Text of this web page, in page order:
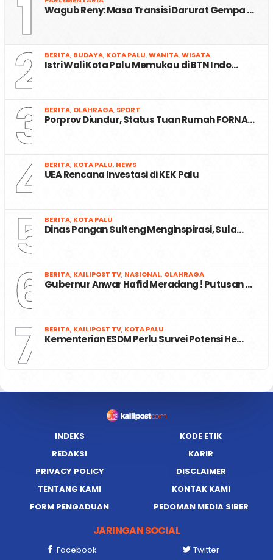
1 Wagub Reny: Masa Transisi Darurat Gempa …
2 BERITA, BUDAYA, KOTA PALU,WANITA,WISATA
Istri Wali Kota Palu Memukau di BTN Indo…
3 BERITA, OLAHRAGA, SPORT
Porprov Diundur, Status Tuan Rumah FORNA…
4 BERITA, KOTA PALU, NEWS
UEA Rencana Investasi di KEK Palu
5 BERITA, KOTA PALU
Dinas Pangan Sulteng Menginspirasi, Sula…
6 BERITA, KAILIPOST TV, NASIONAL, OLAHRAGA
Gubernur Anwar Hafid Meradang ! Putusan …
7 BERITA, KAILIPOST TV, KOTA PALU
Kementerian ESDM Perlu Survei Potensi He…
INDEKS
KODE ETIK
REDAKSI
KARIR
PRIVACY POLICY
DISCLAIMER
TENTANG KAMI
KONTAK KAMI
FORM PENGADUAN
PEDOMAN MEDIA SIBER
JARINGAN SOCIAL
Facebook Twitter